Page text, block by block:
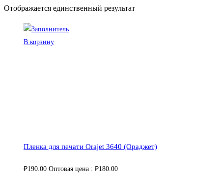
Отображается единственный результат
В корзину
Пленка для печати Orajet 3640 (Ораджет)
₽190.00 Оптовая цена : ₽180.00